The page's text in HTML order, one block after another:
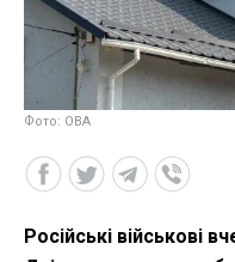
Фото: ОВА
Російські військові